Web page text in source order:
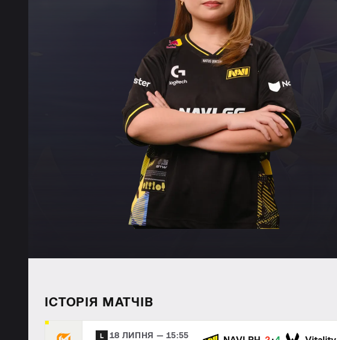
ІСТОРІЯ МАТЧІВ
L 18 ЛИПНЯ — 15:55